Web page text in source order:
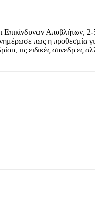
Επικίνδυνων
ενημέρωσε πως η
τις ειδικές συνεδρίες